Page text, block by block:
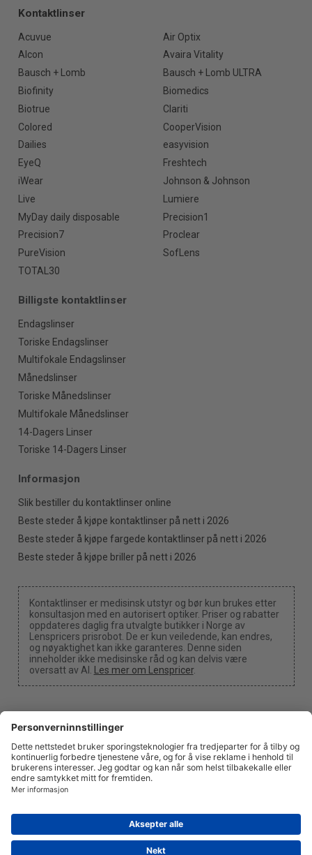
Kontaktlinser
Acuvue
Air Optix
Alcon
Avaira Vitality
Bausch + Lomb
Bausch + Lomb ULTRA
Biofinity
Biomedics
Biotrue
Clariti
Colored
CooperVision
Dailies
easyvision
EyeQ
Freshtech
iWear
Johnson & Johnson
Live
Lumiere
MyDay daily disposable
Precision1
Precision7
Proclear
PureVision
SofLens
TOTAL30
Billigste kontaktlinser
Endagslinser
Toriske Endagslinser
Multifokale Endagslinser
Månedslinser
Toriske Månedslinser
Multifokale Månedslinser
14-Dagers Linser
Toriske 14-Dagers Linser
Informasjon
Slik bestiller du kontaktlinser online
Beste steder å kjøpe kontaktlinser på nett i 2026
Beste steder å kjøpe fargede kontaktlinser på nett i 2026
Beste steder å kjøpe briller på nett i 2026
Kontaktlinser er medisinsk utstyr og bør kun brukes etter
konsultasjon med en autorisert optiker. Priser og rabatter
oppdateres daglig fra utvalgte butikker i Norge av
Lenspricers prisrobot. De er kun veiledende, kan endres,
og nøyaktighet kan ikke garanteres. Denne siden
inneholder ikke medisinske råd og kan delvis være
oversatt av AI. Les mer om Lenspricer.
Cookie-innstillinger
Vi kan motta en provisjon dersom du bruker en av våre
Om ossNyheterInformasjonPersonvernJuridisk
info@lenspricer.no